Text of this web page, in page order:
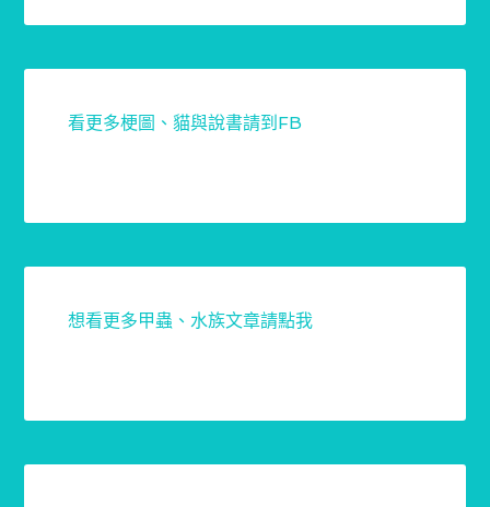
看更多梗圖、貓與說書請到FB
想看更多甲蟲、水族文章請點我